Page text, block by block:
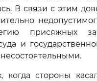
В связи с этим
присяжных
и
когда стороны